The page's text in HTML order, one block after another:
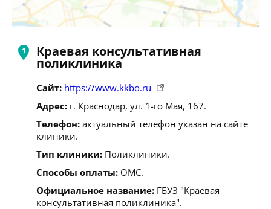
Краевая консультативная
поликлиника
Сайт: https://www.kkbo.ru
Адрес: г. Краснодар, ул. 1-го Мая, 167.
Телефон: актуальный телефон указан на сайте
клиники.
Тип клиники: Поликлиники.
Способы оплаты: ОМС.
Официальное название: ГБУЗ "Краевая
консультативная поликлиника".